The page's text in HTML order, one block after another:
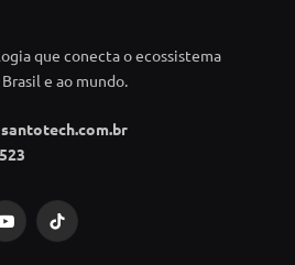
que conecta o ecossistema
e ao mundo.
YouTubeTikTok